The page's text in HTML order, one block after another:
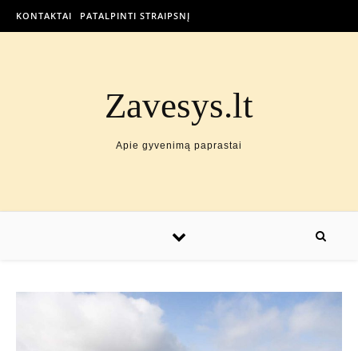
KONTAKTAI PATALPINTI STRAIPSNĮ
Zavesys.lt
Apie gyvenimą paprastai